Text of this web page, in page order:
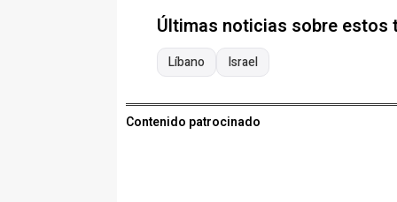
Últimas noticias sobre estos
Líbano Israel
Contenido patrocinado